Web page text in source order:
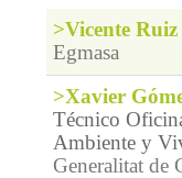
>Vicente Ruiz
Egmasa
>Xavier
Técnico
Ambiente y
Generalitat de